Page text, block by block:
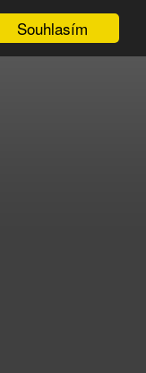
Souhlasím